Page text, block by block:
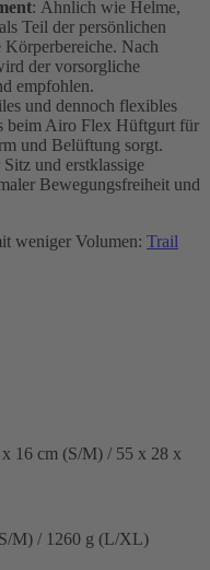
: Ähnlich wie Helme,
Teil der persönlichen
Körperbereiche. Nach
der vorsorgliche
empfohlen.
und dennoch flexibles
beim Airo Flex Hüftgurt für
und Belüftung sorgt.
und erstklassige
Bewegungsfreiheit und
weniger Volumen: Trail
16 cm (S/M) / 55 x 28 x
M) / 1260 g (L/XL)